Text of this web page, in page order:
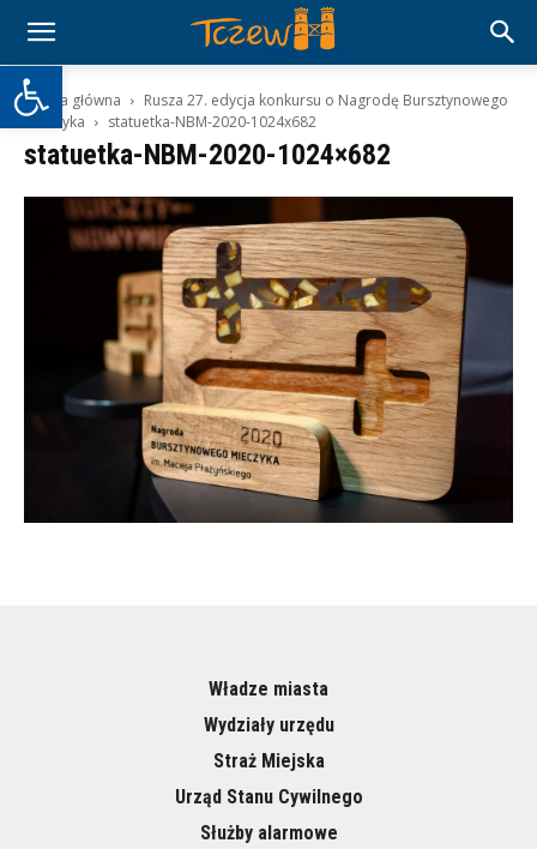
Otwórz pasek narzędzi
Strona główna
Rusza 27. edycja konkursu o Nagrodę Bursztynowego
Mieczyka
statuetka-NBM-2020-1024x682
statuetka-NBM-2020-1024×682
Władze miasta
Wydziały urzędu
Straż Miejska
Urząd Stanu Cywilnego
Służby alarmowe